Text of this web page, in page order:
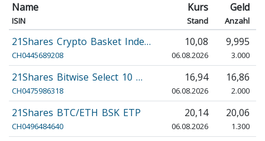
Name
ISIN
Kurs
Stand
Geld
Anzahl
21Shares Crypto Basket Inde…
CH0445689208
10,08
06.08.2026
9,995
3.000
21Shares Bitwise Select 10 …
CH0475986318
16,94
06.08.2026
16,86
2.000
21Shares BTC/ETH BSK ETP
CH0496484640
20,14
06.08.2026
20,06
1.300